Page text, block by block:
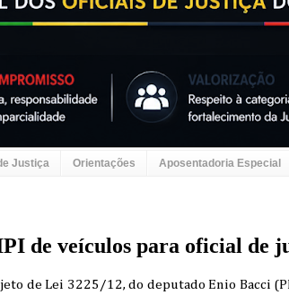
Justiça Orientações Aposentadoria Especial
de veículos para oficial de
de Lei 3225/12, do deputado Enio Bacci